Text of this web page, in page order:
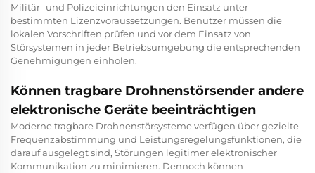
Militär- und Polizeieinrichtungen den Einsatz unter
bestimmten Lizenzvoraussetzungen. Benutzer müssen die
lokalen Vorschriften prüfen und vor dem Einsatz von
Störsystemen in jeder Betriebsumgebung die entsprechenden
Genehmigungen einholen.
Können tragbare Drohnenstörsender andere
elektronische Geräte beeinträchtigen
Moderne tragbare Drohnenstörsysteme verfügen über gezielte
Frequenzabstimmung und Leistungsregelungsfunktionen, die
darauf ausgelegt sind, Störungen legitimer elektronischer
Kommunikation zu minimieren. Dennoch können